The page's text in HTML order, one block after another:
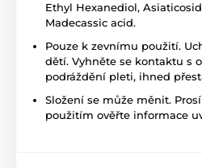
Ethyl Hexanediol,
Madecassic acid.
Pouze k zevnímu použití.
dětí. Vyhněte se kontaktu s
podráždění pleti, ihned
Složení se může měnit.
použitím ověřte informace